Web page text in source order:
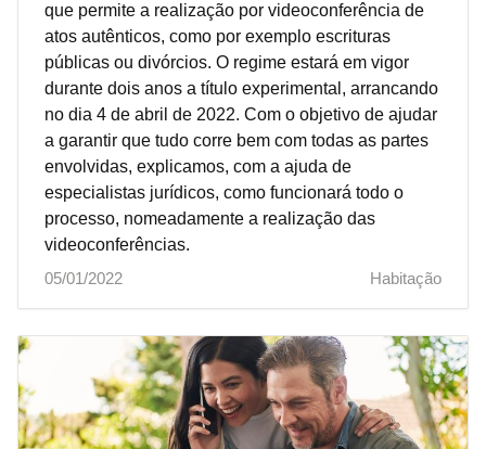
que permite a realização por videoconferência de
atos autênticos, como por exemplo escrituras
públicas ou divórcios. O regime estará em vigor
durante dois anos a título experimental, arrancando
no dia 4 de abril de 2022. Com o objetivo de ajudar
a garantir que tudo corre bem com todas as partes
envolvidas, explicamos, com a ajuda de
especialistas jurídicos, como funcionará todo o
processo, nomeadamente a realização das
videoconferências.
05/01/2022
Habitação